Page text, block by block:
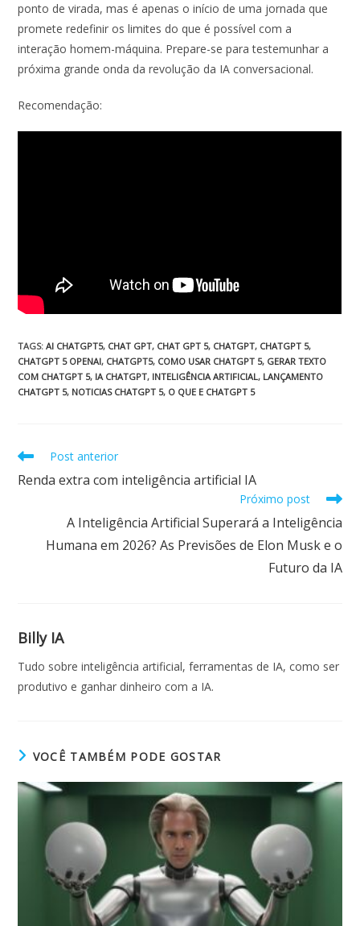
ponto de virada, mas é apenas o início de uma jornada que
promete redefinir os limites do que é possível com a
interação homem-máquina. Prepare-se para testemunhar a
próxima grande onda da revolução da IA conversacional.
Recomendação:
TAGS:AI CHATGPT5, CHAT GPT, CHAT GPT 5, CHATGPT, CHATGPT 5,
CHATGPT 5 OPENAI, CHATGPT5, COMO USAR CHATGPT 5, GERAR TEXTO
COM CHATGPT 5, IA CHATGPT, INTELIGÊNCIA ARTIFICIAL, LANÇAMENTO
CHATGPT 5, NOTICIAS CHATGPT 5, O QUE E CHATGPT 5
Post anterior
Renda extra com inteligência artificial IA
Próximo post
A Inteligência Artificial Superará a Inteligência
Humana em 2026? As Previsões de Elon Musk e o
Futuro da IA
Billy IA
Tudo sobre inteligência artificial, ferramentas de IA, como ser
produtivo e ganhar dinheiro com a IA.
VOCÊ TAMBÉM PODE GOSTAR